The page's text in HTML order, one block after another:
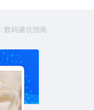
数码避坑指南